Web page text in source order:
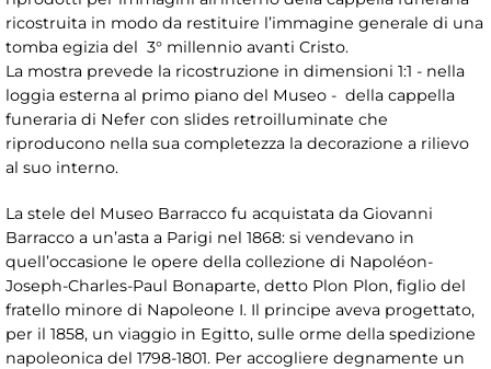
ricostruita in modo da restituire l’immagine generale di una
tomba egizia del 3° millennio avanti Cristo.
La mostra prevede la ricostruzione in dimensioni 1:1 - nella
loggia esterna al primo piano del Museo - della cappella
funeraria di Nefer con slides retroilluminate che
riproducono nella sua completezza la decorazione a rilievo
al suo interno.
La stele del Museo Barracco fu acquistata da Giovanni
Barracco a un’asta a Parigi nel 1868: si vendevano in
quell’occasione le opere della collezione di Napoléon-
Joseph-Charles-Paul Bonaparte, detto Plon Plon, figlio del
fratello minore di Napoleone I. Il principe aveva progettato,
per il 1858, un viaggio in Egitto, sulle orme della spedizione
napoleonica del 1798-1801. Per accogliere degnamente un